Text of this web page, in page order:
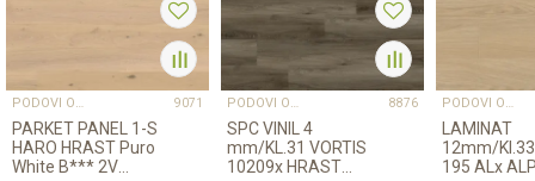
PODOVI OUTLET 9071
PARKET PANEL 1-S
HARO HRAST Puro
White B*** 2V
PODOVI OUTLET 8876
SPC VINIL 4
mm/KL.31 VORTIS
10209x HRAST
PODOVI OUTLET
LAMINAT
12mm/Kl.33
195 ALx